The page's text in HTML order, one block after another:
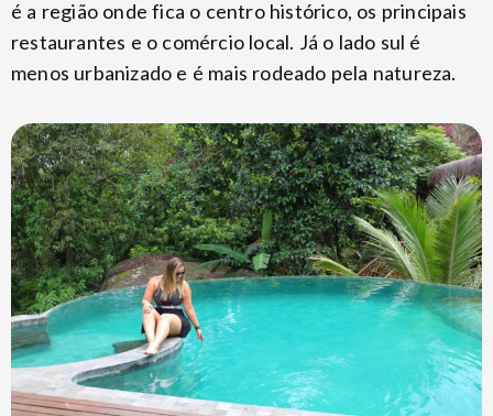
é a região onde fica o centro histórico, os principais
restaurantes e o comércio local. Já o lado sul é
menos urbanizado e é mais rodeado pela natureza.